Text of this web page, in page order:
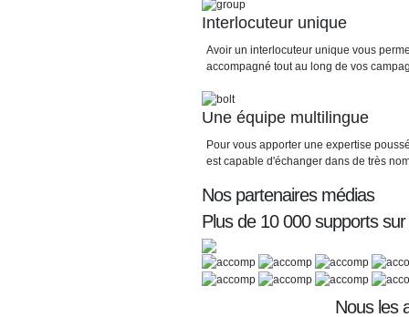
Interlocuteur unique
Avoir un interlocuteur unique vous
accompagné tout au long de vos
Une équipe multilingue
Pour vous apporter une expertise
est capable d'échanger dans de très
Nos partenaires médias
Plus de 10 000 supports
Nous les